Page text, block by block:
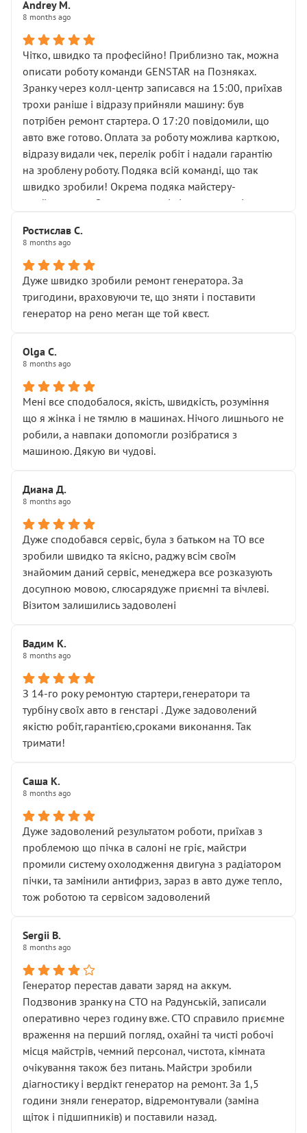
це звучить як мінімум непрофесійно, а як максимум —
спроба продати дорогий вузол замість елементарних
ущільнювачів.
Що прикро — це не перший мій візит. Раніше міняв у
вас стартер, і тоді сервіс наче справив хороше
враження. Але згодом знайшов декілька гайок під
лобовим склом. Мені пояснили, що це “старі гайки, які
відкручували”, і попросили не хвилюватися. ( надіюсь
новий власник, не застяг в полі))
Але після нинішнього візиту такі дрібниці вже не
здаються дрібницями.
Я — клієнт, який працює на довірі, і саме її цей сервіс
Хотілося б більше:
• належної уваги до авто
• прозорості в роботах і рахунках
• реальної діагностики, а не формального
“подивились і поїхав”
На жаль, складається враження, що сервіс працює не
Стосовно комунікації - все добре
Andrey M.
8 months ago
Чітко, швидко та професійно! Приблизно так, можна
описати роботу команди GENSTAR на Позняках.
Зранку через колл-центр записався на 15:00, приїхав
трохи раніше і відразу прийняли машину: був
потрібен ремонт стартера. О 17:20 повідомили, що
авто вже готово. Оплата за роботу можлива карткою,
відразу видали чек, перелік робіт і надали гарантію
на зроблену роботу. Подяка всій команді, що так
швидко зробили! Окрема подяка майстеру-
приймальнику Олександру: всі чітко та по суті.
звертатися до цього автосервісу.
Ростислав С.
8 months ago
Дуже швидко зробили ремонт генератора. За
тригодини, враховуючи те, що зняти і поставити
генератор на рено меган ще той квест.
Olga С.
8 months ago
Мені все сподобалося, якість, швидкість, розуміння
що я жінка і не тямлю в машинах. Нічого лишнього не
робили, а навпаки допомогли розібратися з
машиною. Дякую ви чудові.
Диана Д.
8 months ago
Дуже сподобався сервіс, була з батьком на ТО все
зробили швидко та якісно, раджу всім своїм
знайомим даний сервіс, менеджера все розказують
досупною мовою, слюсарядуже приємні та вічлеві.
Візитом залишились задоволені
Вадим К.
8 months ago
З 14-го року ремонтую стартери,генератори та
турбіну своїх авто в генстарі . Дуже задоволений
якістю робіт,гарантією,сроками виконання. Так
тримати!
Саша К.
8 months ago
Дуже задоволений результатом роботи, приїхав з
проблемою що пічка в салоні не гріє, майстри
промили систему охолодження двигуна з радіатором
пічки, та замінили антифриз, зараз в авто дуже тепло,
тож роботою та сервісом задоволений
Sergii B.
8 months ago
Генератор перестав давати заряд на аккум.
Подзвонив зранку на СТО на Радунській, записали
оперативно через годину вже. СТО справило приємне
враження на перший погляд, охайні та чисті робочі
місця майстрів, чемний персонал, чистота, кімната
очікування також без питань. Майстри зробили
діагностику і вердікт генератор на ремонт. За 1,5
години зняли генератор, відремонтували (заміна
щіток і підшипників) и поставили назад.